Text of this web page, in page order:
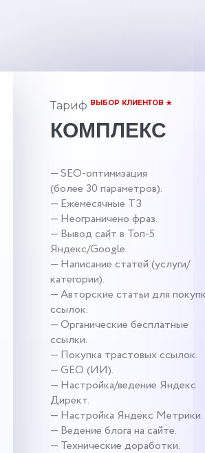
Тариф ВЫБОР КЛИЕНТОВ ★
КОМПЛЕКС
— SEO-оптимизация
(более 30 параметров).
— Ежемесячные ТЗ
— Неограничено фраз.
— Вывод сайт в Топ-5
Яндекс/Google.
— Написание статей (услуги/
категории).
— Авторские статьи для
ссылок.
— Органические бесплатные
ссылки.
— Покупка трастовых ссылок.
— GEO (ИИ).
— Настройка/ведение Яндекс
Директ.
— Настройка Яндекс Метрики.
— Ведение блога на сайте.
— Технические доработки.